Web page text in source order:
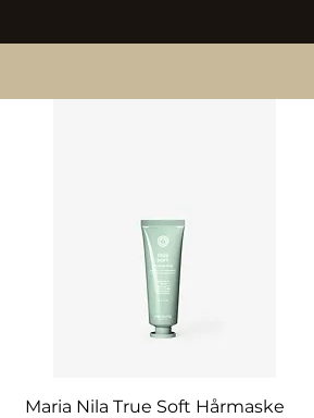
Hurtigvisning
Maria Nila True Soft Hårmaske